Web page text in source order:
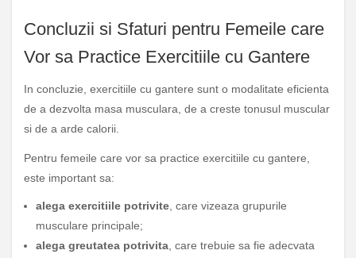
Concluzii si Sfaturi pentru Femeile care
Vor sa Practice Exercitiile cu Gantere
In concluzie, exercitiile cu gantere sunt o modalitate eficienta
de a dezvolta masa musculara, de a creste tonusul muscular
si de a arde calorii.
Pentru femeile care vor sa practice exercitiile cu gantere,
este important sa:
alega exercitiile potrivite , care vizeaza grupurile
musculare principale;
alega greutatea potrivita , care trebuie sa fie adecvata